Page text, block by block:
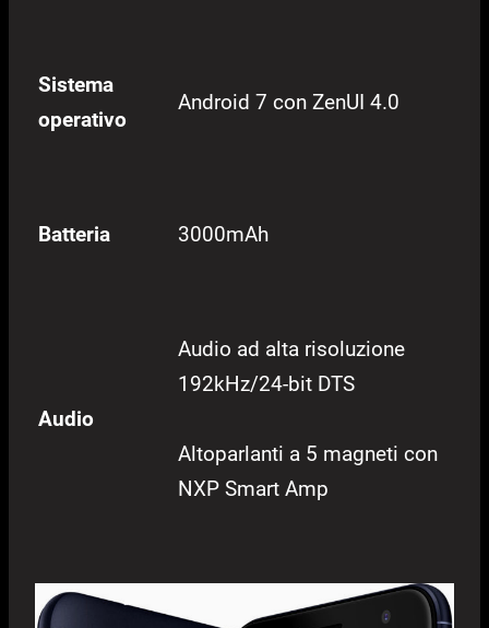
Sistema
operativo
Android 7 con ZenUI 4.0
Batteria 3000mAh
Audio
Audio ad alta risoluzione
192kHz/24-bit DTS
Altoparlanti a 5 magneti con
NXP Smart Amp